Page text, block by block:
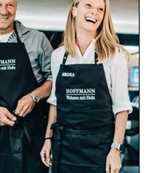
durch kluge, umsetzbare
Alltag. Besonders
die Offenheit und Neu